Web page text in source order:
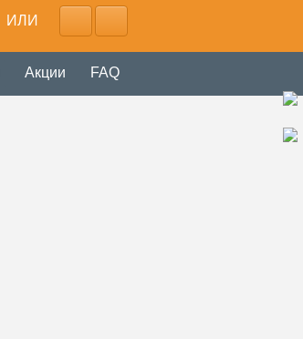
ИЛИ
Акции FAQ